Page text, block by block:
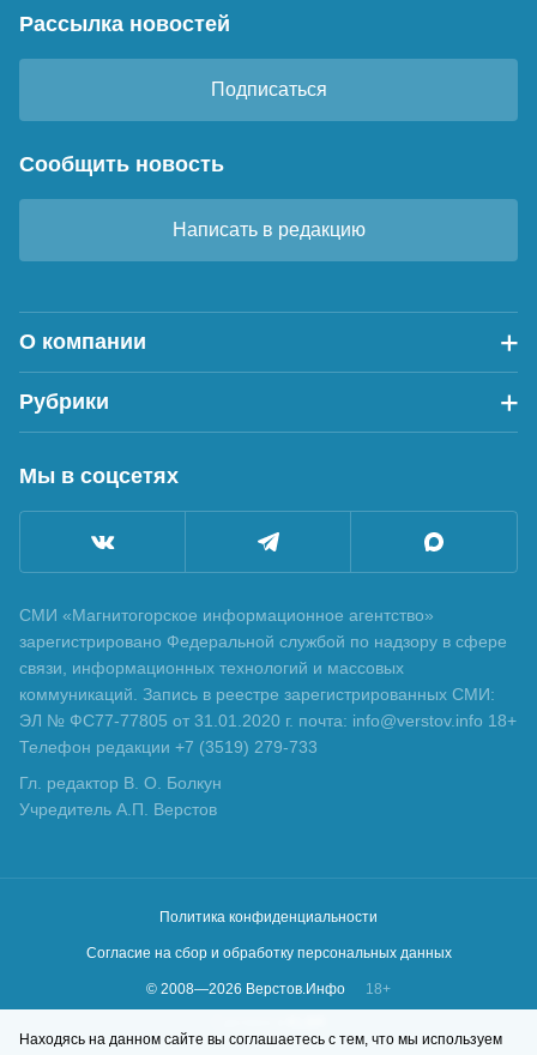
Рассылка новостей
Подписаться
Сообщить новость
Написать в редакцию
О компании
Рубрики
Мы в соцсетях
СМИ «Магнитогорское информационное агентство»
зарегистрировано Федеральной службой по надзору в сфере
связи, информационных технологий и массовых
коммуникаций. Запись в реестре зарегистрированных СМИ:
ЭЛ № ФС77-77805 от 31.01.2020 г. почта: info@verstov.info 18+
Телефон редакции +7 (3519) 279-733
Гл. редактор В. О. Болкун
Учредитель А.П. Верстов
Политика конфиденциальности
Согласие на сбор и обработку персональных данных
© 2008—2026 Верстов.Инфо
18+
Находясь на данном сайте вы соглашаетесь с тем, что мы используем